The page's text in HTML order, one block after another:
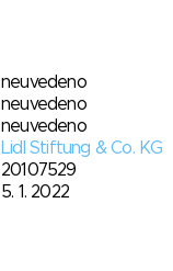
neuvedeno
neuvedeno
neuvedeno
Lidl Stiftung & Co. KG
20107529
5. 1. 2022